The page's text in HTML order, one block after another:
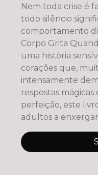
Nem toda crise é
todo silêncio
comportamento
Corpo Grita
uma história
corações que,
intensamente
respostas mágicas
perfeição, este
adultos a